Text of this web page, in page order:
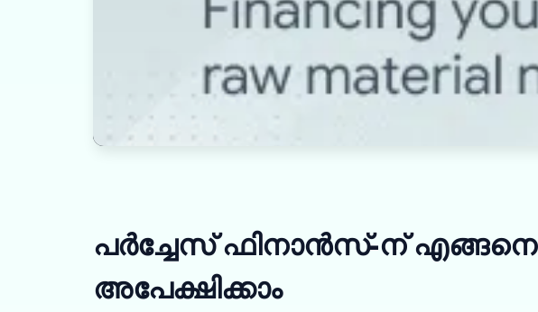
പർച്ചേസ് ഫിനാൻസ്-ന് എങ്ങനെ
അപേക്ഷിക്കാം